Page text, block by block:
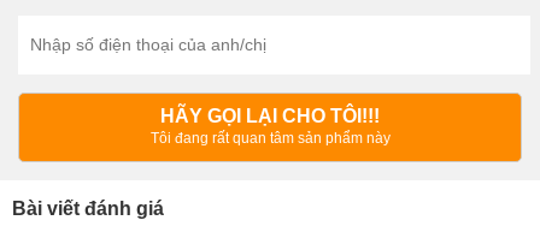
HÃY GỌI LẠI CHO TÔI!!!
Tôi đang rất quan tâm sản phẩm này
Bài viết đánh giá